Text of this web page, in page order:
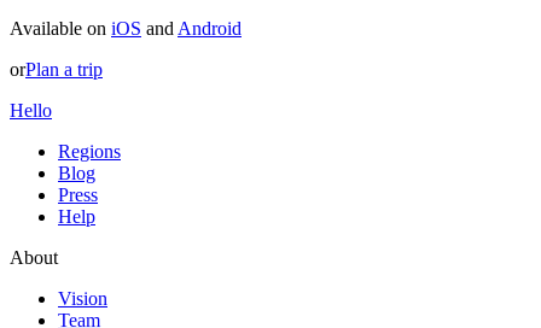
Available on iOS and Android
orPlan a trip
Hello
Regions
Blog
Press
Help
About
Vision
Team